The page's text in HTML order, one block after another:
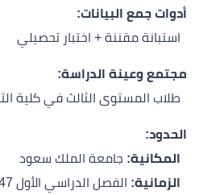
أدوات جمع البيانات:
استبانة مقننة + اختبار تحصيلي
مجتمع وعينة الدراسة:
طلاب المستوى الثالث في كلية
الحدود:
المكانية: جامعة الملك سعود
الزمانية: الفصل الدراسي الأول 1447 هـ